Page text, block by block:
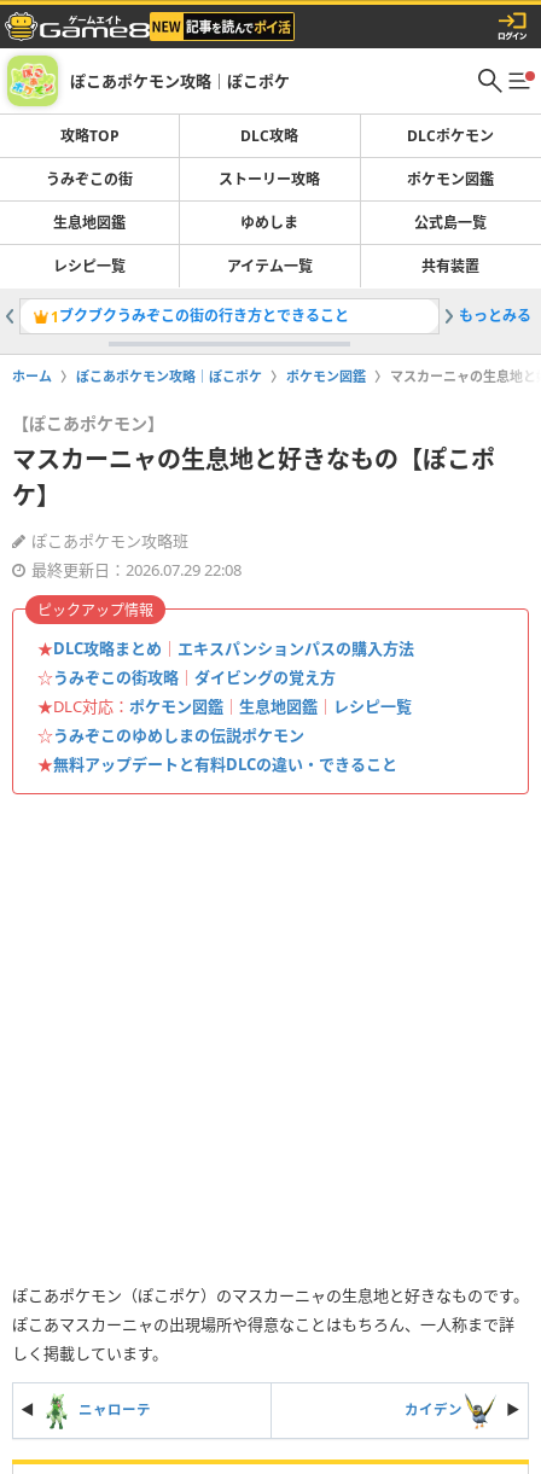
ぽこあポケモン攻略｜ぽこポケ
攻略TOP DLC攻略 DLCポケモン
うみぞこの街 ストーリー攻略 ポケモン図鑑
生息地図鑑 ゆめしま 公式島一覧
レシピ一覧 アイテム一覧 共有装置
1ブクブクうみぞこの街の行き方とできること 2DLCの
もっとみる
ホーム ぽこあポケモン攻略｜ぽこポケ ポケモン図鑑 マスカーニャの生息地
【ぽこあポケモン】
マスカーニャの生息地と好きなもの【ぽこポ
ケ】
ぽこあポケモン攻略班
最終更新日：2026.07.29 22:08
★DLC攻略まとめ ｜ エキスパンションパスの購入方法
☆うみぞこの街攻略 ｜ ダイビングの覚え方
★DLC対応： ポケモン図鑑 ｜ 生息地図鑑 ｜ レシピ一覧
☆うみぞこのゆめしまの伝説ポケモン
★無料アップデートと有料DLCの違い・できること
ピックアップ情報
ぽこあポケモン（ぽこポケ）のマスカーニャの生息地と好きなものです。
ぽこあマスカーニャの出現場所や得意なことはもちろん、一人称まで詳
しく掲載しています。
◀ ニャローテ カイデン ▶︎